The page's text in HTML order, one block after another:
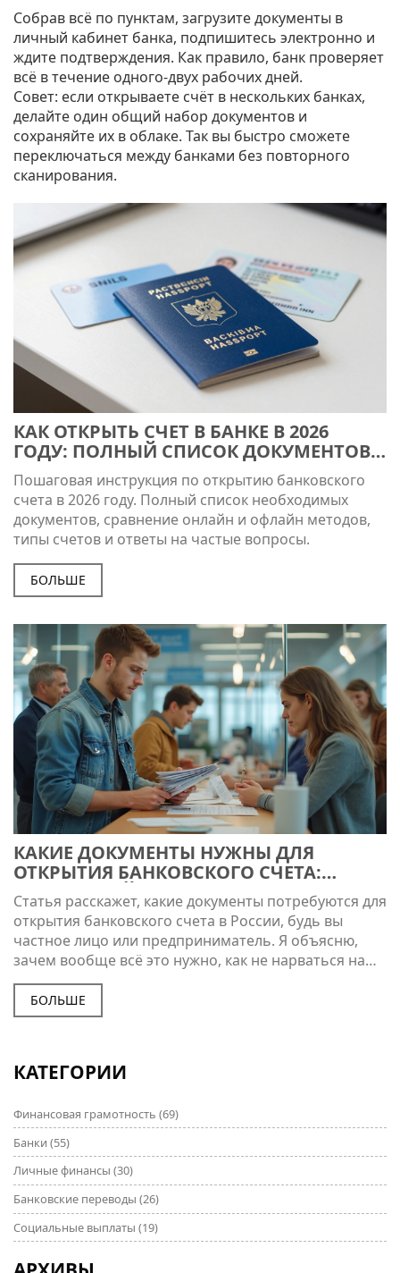
Собрав всё по пунктам, загрузите документы в
личный кабинет банка, подпишитесь электронно и
ждите подтверждения. Как правило, банк проверяет
всё в течение одного‑двух рабочих дней.
Совет: если открываете счёт в нескольких банках,
делайте один общий набор документов и
сохраняйте их в облаке. Так вы быстро сможете
переключаться между банками без повторного
сканирования.
КАК ОТКРЫТЬ СЧЕТ В БАНКЕ В 2026
ГОДУ: ПОЛНЫЙ СПИСОК ДОКУМЕНТОВ
И ПОШАГОВАЯ ИНСТРУКЦИЯ
Пошаговая инструкция по открытию банковского
счета в 2026 году. Полный список необходимых
документов, сравнение онлайн и офлайн методов,
типы счетов и ответы на частые вопросы.
БОЛЬШЕ
КАКИЕ ДОКУМЕНТЫ НУЖНЫ ДЛЯ
ОТКРЫТИЯ БАНКОВСКОГО СЧЕТА:
ПОДРОБНЫЙ РАЗБОР
Статья расскажет, какие документы потребуются для
открытия банковского счета в России, будь вы
частное лицо или предприниматель. Я объясню,
зачем вообще всё это нужно, как не нарваться на
лишние очереди, и что делать, если забыл важную
бумагу. Здесь же — небольшие лайфхаки для
ускорения процесса и разбор типичных ошибок. Всё
БОЛЬШЕ
КАТЕГОРИИ
Финансовая грамотность (69)
Банки (55)
Личные финансы (30)
Банковские переводы (26)
Социальные выплаты (19)